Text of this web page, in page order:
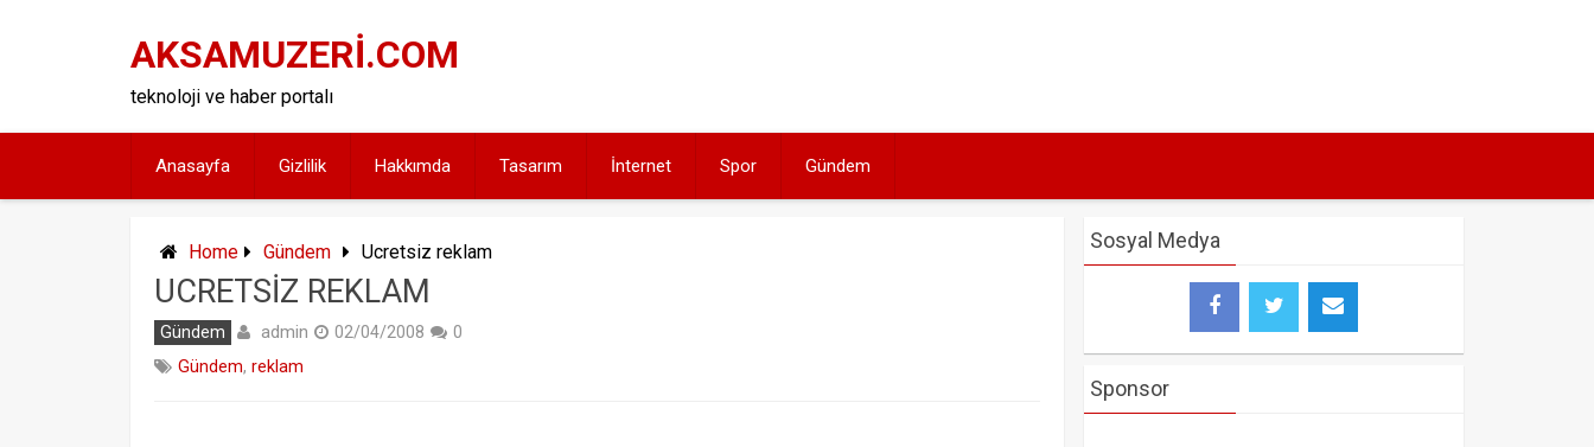
AKSAMUZERİ.COM
teknoloji ve haber portalı
Anasayfa Gizlilik Hakkımda Tasarım İnternet Spor Gündem
Home Gündem Ucretsiz reklam
UCRETSIZ REKLAM
Gündem admin 02/04/2008
0
Gündem, reklam
Sosyal Medya
Sponsor